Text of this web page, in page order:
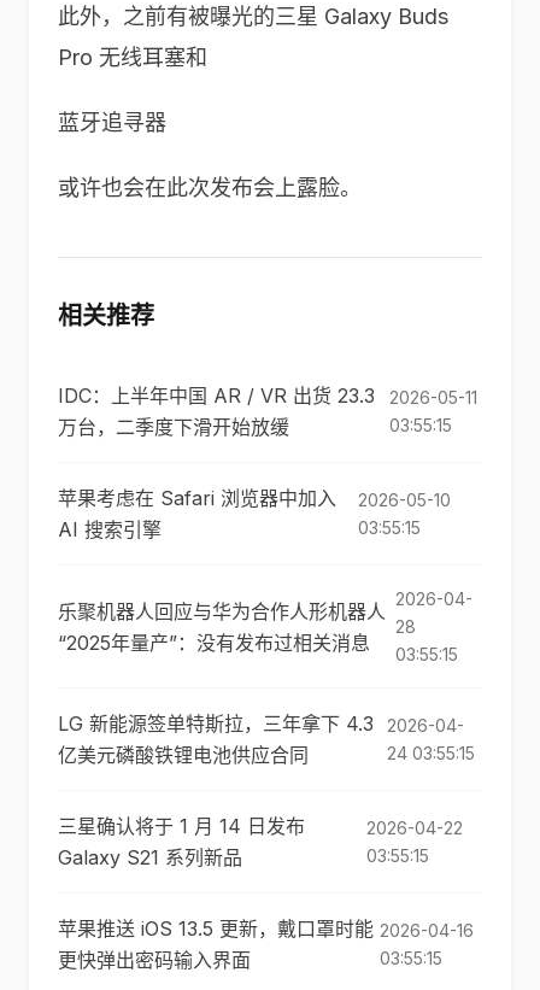
此外，之前有被曝光的三星 Galaxy Buds
Pro 无线耳塞和
蓝牙追寻器
或许也会在此次发布会上露脸。
相关推荐
IDC：上半年中国 AR / VR 出货 23.3
万台，二季度下滑开始放缓
2026-05-11
03:55:15
苹果考虑在 Safari 浏览器中加入
AI 搜索引擎
2026-05-10
03:55:15
乐聚机器人回应与华为合作人形机器人
“2025年量产”：没有发布过相关消息
2026-04-
28
03:55:15
LG 新能源签单特斯拉，三年拿下 4.3
亿美元磷酸铁锂电池供应合同
2026-04-
24 03:55:15
三星确认将于 1 月 14 日发布
Galaxy S21 系列新品
2026-04-22
03:55:15
苹果推送 iOS 13.5 更新，戴口罩时能
更快弹出密码输入界面
2026-04-16
03:55:15